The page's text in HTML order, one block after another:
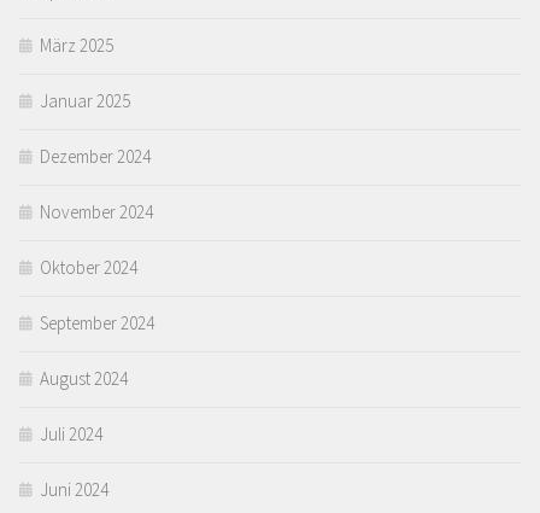
März 2025
Januar 2025
Dezember 2024
November 2024
Oktober 2024
September 2024
August 2024
Juli 2024
Juni 2024